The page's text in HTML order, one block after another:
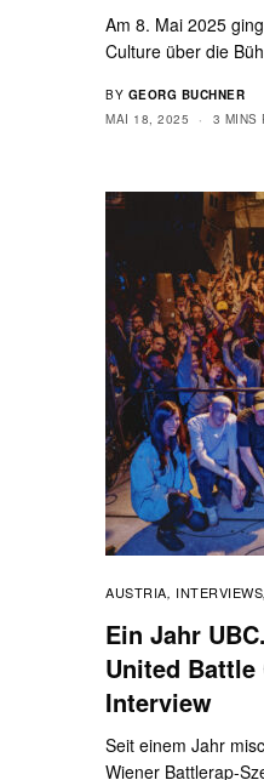
Am 8. Mai 2025
Culture über die
BY GEORG BUCHNER
MAI 18, 2025
3 MINS
AUSTRIA, INTERVIEWS
Ein Jahr
United
Interview
Seit einem Jahr
Wiener Battlerap-